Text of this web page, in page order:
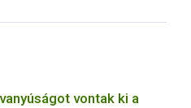
vontak ki a